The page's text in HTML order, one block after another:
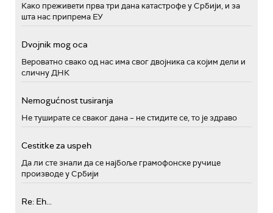
Како преживети прва три дана катастрофе у Србији, и за
шта нас припрема ЕУ
Dvojnik mog oca
Вероватно свако од нас има свог двојника са којим дели и
сличну ДНК
Nemogućnost tusiranja
Не туширате се сваког дана – не стидите се, то је здраво
Cestitke za uspeh
Да ли сте знали да се најбоље грамофонске ручице
производе у Србији
Re: Eh...